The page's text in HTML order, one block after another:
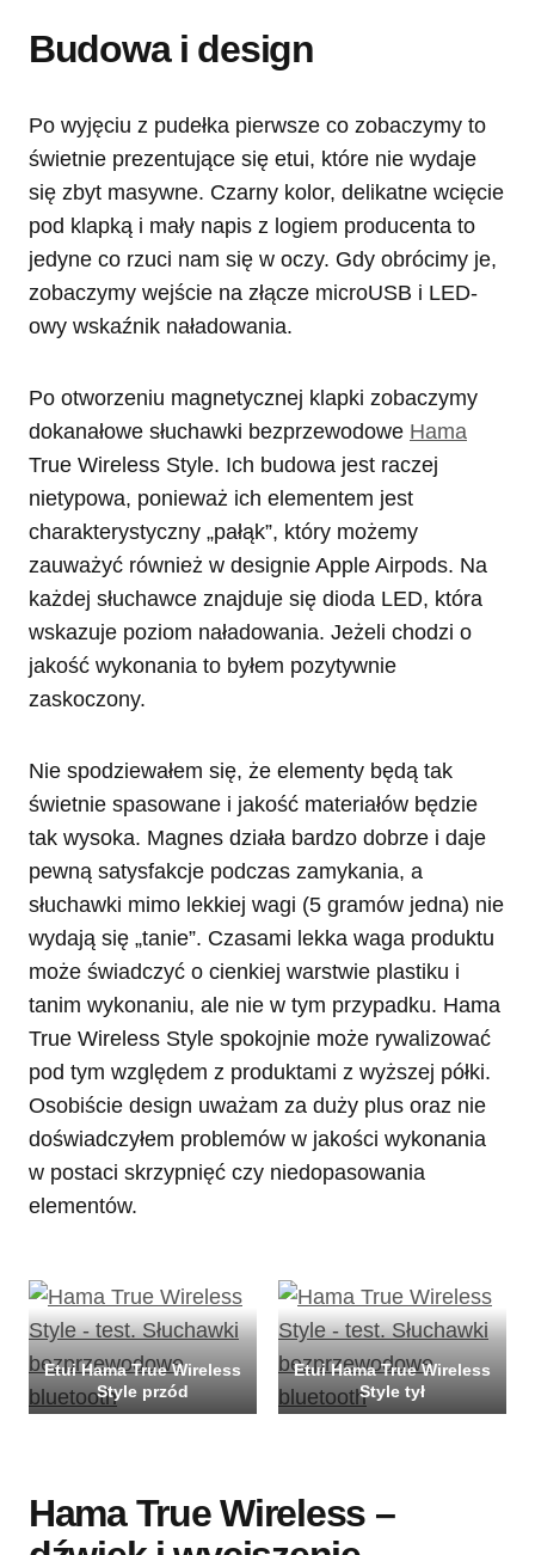
Budowa i design
Po wyjęciu z pudełka pierwsze co zobaczymy to
świetnie prezentujące się etui, które nie wydaje
się zbyt masywne. Czarny kolor, delikatne wcięcie
pod klapką i mały napis z logiem producenta to
jedyne co rzuci nam się w oczy. Gdy obrócimy je,
zobaczymy wejście na złącze microUSB i LED-
owy wskaźnik naładowania.
Po otworzeniu magnetycznej klapki zobaczymy
dokanałowe słuchawki bezprzewodowe Hama
True Wireless Style. Ich budowa jest raczej
nietypowa, ponieważ ich elementem jest
charakterystyczny „pałąk”, który możemy
zauważyć również w designie Apple Airpods. Na
każdej słuchawce znajduje się dioda LED, która
wskazuje poziom naładowania. Jeżeli chodzi o
jakość wykonania to byłem pozytywnie
zaskoczony.
Nie spodziewałem się, że elementy będą tak
świetnie spasowane i jakość materiałów będzie
tak wysoka. Magnes działa bardzo dobrze i daje
pewną satysfakcje podczas zamykania, a
słuchawki mimo lekkiej wagi (5 gramów jedna) nie
wydają się „tanie”. Czasami lekka waga produktu
może świadczyć o cienkiej warstwie plastiku i
tanim wykonaniu, ale nie w tym przypadku. Hama
True Wireless Style spokojnie może rywalizować
pod tym względem z produktami z wyższej półki.
Osobiście design uważam za duży plus oraz nie
doświadczyłem problemów w jakości wykonania
w postaci skrzypnięć czy niedopasowania
elementów.
Etui Hama True Wireless
Style przód
Etui Hama True Wireless
Style tył
Hama True Wireless –